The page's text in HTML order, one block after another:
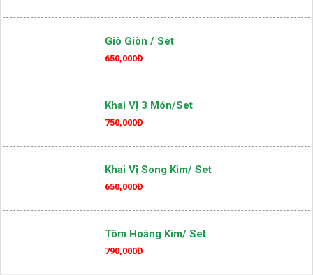
590,000Đ
Giò Giòn / Set
650,000Đ
Khai Vị 3 Món/set
750,000Đ
Khai Vị Song Kim/ Set
650,000Đ